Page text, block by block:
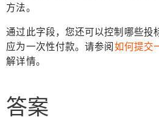
方法。
通过此字段，您还可以控制哪些投
应为一次性付款。请参阅 如何提交
解详情。
答案